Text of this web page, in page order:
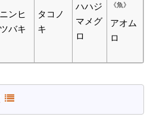
ンヒ
バキ
タコノ
キ
ハハジ
マメグ
ロ
《魚》
アオム
ロ